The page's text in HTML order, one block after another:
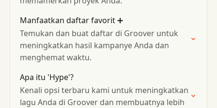
Manfaatkan daftar favorit ➕
Temukan dan buat daftar di Groover untuk
meningkatkan hasil kampanye Anda dan
menghemat waktu.
Apa itu 'Hype'?
Kenali opsi terbaru kami untuk meningkatkan
lagu Anda di Groover dan membuatnya lebih